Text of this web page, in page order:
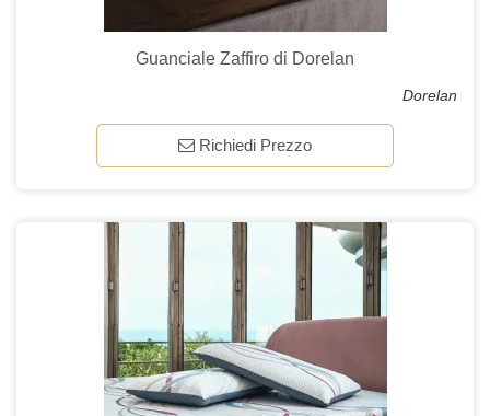
Guanciale Zaffiro di Dorelan
Dorelan
Richiedi Prezzo